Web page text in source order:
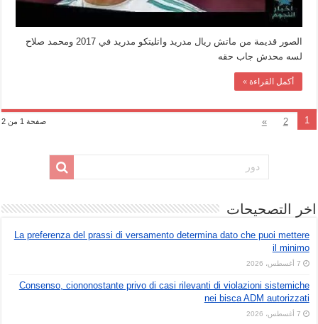
الصور قديمة من ماتش ريال مدريد واتليتكو مدريد في 2017 ومحمد صلاح
لسه محدش جاب حقه
أكمل القراءة »
صفحة 1 من 2 1
2
»
اخر التصحيحات
La preferenza del prassi di versamento determina dato che puoi mettere
il minimo
7 أغسطس، 2026
Consenso, ciononostante privo di casi rilevanti di violazioni sistemiche
nei bisca ADM autorizzati
7 أغسطس، 2026